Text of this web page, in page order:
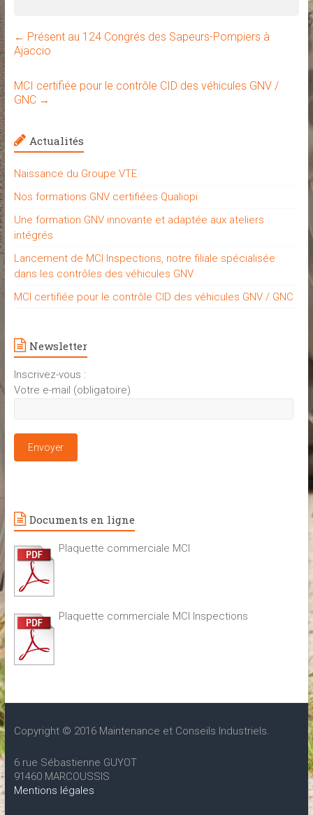
← Présent au 124 Congrés des Sapeurs-Pompiers à
Ajaccio
MCI certifiée pour le contrôle CID des véhicules GNV /
GNC →
Actualités
Naissance du Groupe VTE
Nos formations GNV certifiées Qualiopi
Une formation GNV innovante et adaptée aux ateliers
intégrés
Lancement de MCI Inspections, notre filiale spécialisée
dans les contrôles des véhicules GNV
MCI certifiée pour le contrôle CID des véhicules GNV / GNC
Newsletter
Inscrivez-vous :
Votre e-mail (obligatoire)
Documents en ligne
Plaquette commerciale MCI
Plaquette commerciale MCI Inspections
Copyright © 2016 Maintenance et Conseils Industriels.
6 rue Sébastienne GUYOT
91460 MARCOUSSIS
Mentions légales